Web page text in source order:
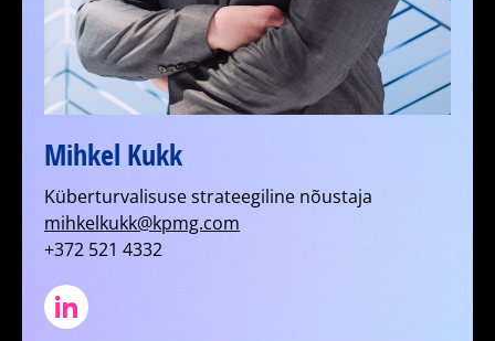
Mihkel Kukk
Küberturvalisuse strateegiline nõustaja
mihkelkukk@kpmg.com
+372 521 4332